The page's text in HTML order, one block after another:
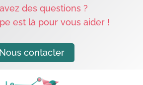
des questions ?
est là pour vous aider !
Nous contacter